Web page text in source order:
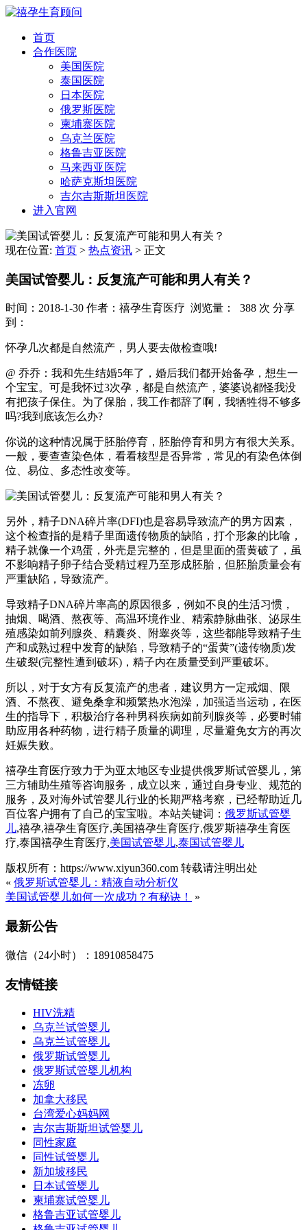
首页
合作医院
美国医院
泰国医院
日本医院
俄罗斯医院
柬埔寨医院
乌克兰医院
格鲁吉亚医院
马来西亚医院
哈萨克斯坦医院
吉尔吉斯斯坦医院
进入官网
现在位置: 首页 > 热点资讯 > 正文
美国试管婴儿：反复流产可能和男人有关？
时间：2018-1-30 作者：禧孕生育医疗 浏览量： 388 次 分享
到：
怀孕几次都是自然流产，男人要去做检查哦!
@ 乔乔：我和先生结婚5年了，婚后我们都开始备孕，想生一
个宝宝。可是我怀过3次孕，都是自然流产，婆婆说都怪我没
有把孩子保住。为了保胎，我工作都辞了啊，我牺牲得不够多
吗?我到底该怎么办?
你说的这种情况属于胚胎停育，胚胎停育和男方有很大关系。
一般，要查查染色体，看看核型是否异常，常见的有染色体倒
位、易位、多态性改变等。
另外，精子DNA碎片率(DFI)也是容易导致流产的男方因素，
这个检查指的是精子里面遗传物质的缺陷，打个形象的比喻，
精子就像一个鸡蛋，外壳是完整的，但是里面的蛋黄破了，虽
不影响精子卵子结合受精过程乃至形成胚胎，但胚胎质量会有
严重缺陷，导致流产。
导致精子DNA碎片率高的原因很多，例如不良的生活习惯，
抽烟、喝酒、熬夜等、高温环境作业、精索静脉曲张、泌尿生
殖感染如前列腺炎、精囊炎、附睾炎等，这些都能导致精子生
产和成熟过程中发育的缺陷，导致精子的“蛋黄”(遗传物质)发
生破裂(完整性遭到破坏)，精子内在质量受到严重破坏。
所以，对于女方有反复流产的患者，建议男方一定戒烟、限
酒、不熬夜、避免桑拿和频繁热水泡澡，加强适当运动，在医
生的指导下，积极治疗各种男科疾病如前列腺炎等，必要时辅
助应用各种药物，进行精子质量的调理，尽量避免女方的再次
妊娠失败。
禧孕生育医疗致力于为亚太地区专业提供俄罗斯试管婴儿，第
三方辅助生殖等咨询服务，成立以来，通过自身专业、规范的
服务，及对海外试管婴儿行业的长期严格考察，已经帮助近几
百位客户拥有了自己的宝宝啦。本站关键词： 俄罗斯试管婴
儿,禧孕,禧孕生育医疗,美国禧孕生育医疗,俄罗斯禧孕生育医
疗,泰国禧孕生育医疗,美国试管婴儿,泰国试管婴儿
版权所有：https://www.xiyun360.com 转载请注明出处
« 俄罗斯试管婴儿：精液自动分析仪
美国试管婴儿如何一次成功？有秘诀！
»
最新公告
微信（24小时）：18910858475
友情链接
HIV洗精
乌克兰试管婴儿
乌克兰试管婴儿
俄罗斯试管婴儿
俄罗斯试管婴儿机构
冻卵
加拿大移民
台湾爱心妈妈网
吉尔吉斯斯坦试管婴儿
同性家庭
同性试管婴儿
新加坡移民
日本试管婴儿
柬埔寨试管婴儿
格鲁吉亚试管婴儿